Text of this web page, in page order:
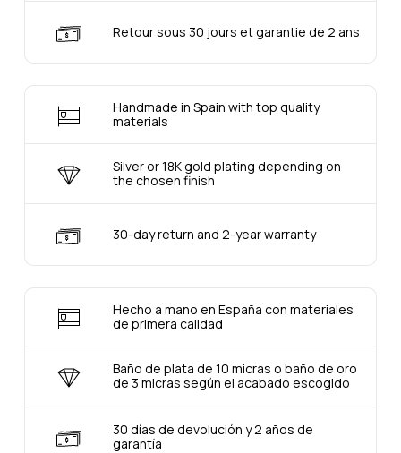
Retour sous 30 jours et garantie de 2 ans
Handmade in Spain with top quality
materials
Silver or 18K gold plating depending on
the chosen finish
30-day return and 2-year warranty
Hecho a mano en España con materiales
de primera calidad
Baño de plata de 10 micras o baño de oro
de 3 micras según el acabado escogido
30 días de devolución y 2 años de
garantía